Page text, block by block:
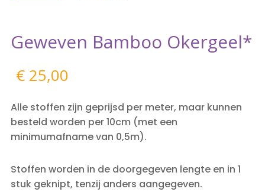
Geweven Bamboo Okergeel*
€25,00
Alle stoffen zijn geprijsd per meter, maar kunnen
besteld worden per 10cm (met een
minimumafname van 0,5m).
Stoffen worden in de doorgegeven lengte en in 1
stuk geknipt, tenzij anders aangegeven.